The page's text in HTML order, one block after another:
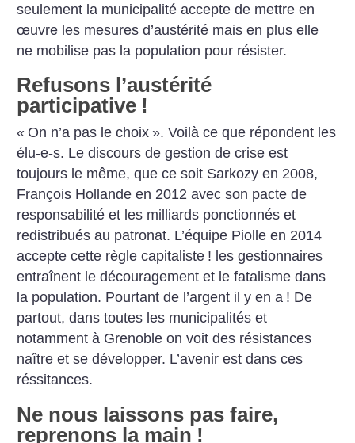
seulement la municipalité accepte de mettre en
œuvre les mesures d’austérité mais en plus elle
ne mobilise pas la population pour résister.
Refusons l’austérité
participative !
« On n’a pas le choix ». Voilà ce que répondent les
élu-e-s. Le discours de gestion de crise est
toujours le même, que ce soit Sarkozy en 2008,
François Hollande en 2012 avec son pacte de
responsabilité et les milliards ponctionnés et
redistribués au patronat. L’équipe Piolle en 2014
accepte cette règle capitaliste ! les gestionnaires
entraînent le découragement et le fatalisme dans
la population. Pourtant de l’argent il y en a ! De
partout, dans toutes les municipalités et
notamment à Grenoble on voit des résistances
naître et se développer. L’avenir est dans ces
réssitances.
Ne nous laissons pas faire,
reprenons la main !